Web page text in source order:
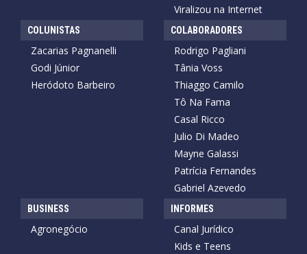
Viralizou na Internet
COLUNISTAS
Zacarias Pagnanelli
Godi Júnior
Heródoto Barbeiro
COLABORADORES
Rodrigo Pagliani
Tânia Voss
Thiaggo Camilo
Tô Na Fama
Casal Ricco
Julio Di Madeo
Mayne Galassi
Patrícia Fernandes
Gabriel Azevedo
BUSINESS
Agronegócio
INFORMES
Canal Jurídico
Kids e Teens